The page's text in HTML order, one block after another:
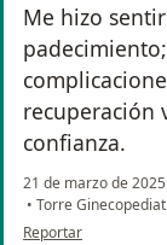
Me hizo
recuperación
confianza.
21 de marzo de 2025
• Torre
en opinión del
Reportar